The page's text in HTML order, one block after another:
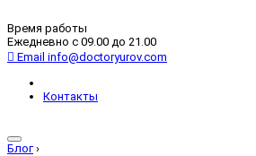
Время работы
Ежедневно с 09.00 до 21.00
Email info@doctoryurov.com
Контакты
Блог ›